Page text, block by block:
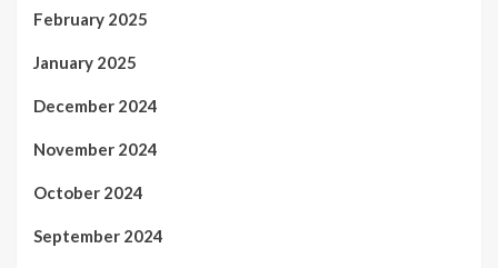
February 2025
January 2025
December 2024
November 2024
October 2024
September 2024